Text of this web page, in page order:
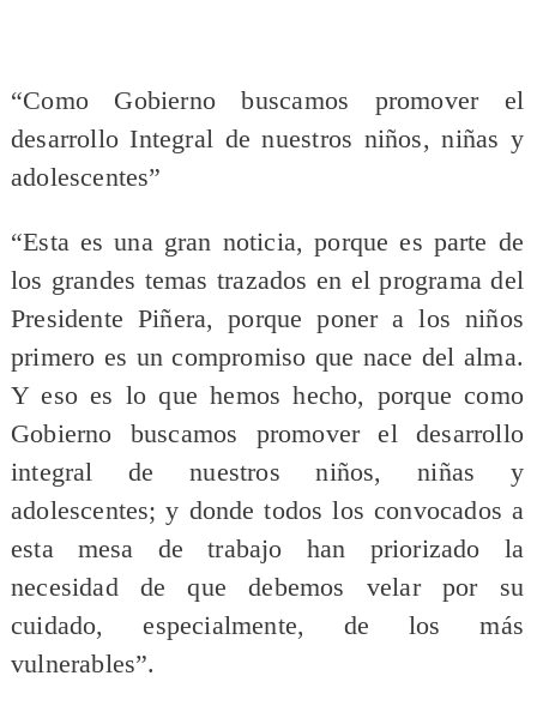
“Como Gobierno buscamos promover el
desarrollo Integral de nuestros niños, niñas y
adolescentes”
“Esta es una gran noticia, porque es parte de
los grandes temas trazados en el programa del
Presidente Piñera, porque poner a los niños
primero es un compromiso que nace del alma.
Y eso es lo que hemos hecho, porque como
Gobierno buscamos promover el desarrollo
integral de nuestros niños, niñas y
adolescentes; y donde todos los convocados a
esta mesa de trabajo han priorizado la
necesidad de que debemos velar por su
cuidado, especialmente, de los más
vulnerables”.